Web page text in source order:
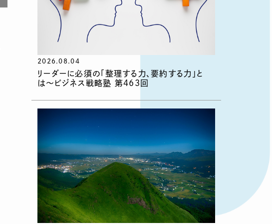
2026.08.04
リーダーに必須の「整理する力、要約する力」と
は〜ビジネス戦略塾 第463回